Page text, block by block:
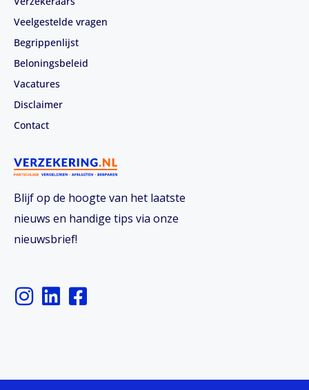
Blijf op de hoogte van het laatste
nieuws en handige tips via onze
nieuwsbrief!
I
n
L
i
F
a
Veelgestelde vragen
Begrippenlijst
Beloningsbeleid
Vacatures
Disclaimer
Contact